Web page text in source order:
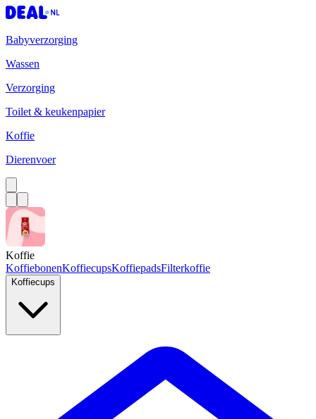
Babyverzorging
Wassen
Verzorging
Toilet & keukenpapier
Koffie
Dierenvoer
Koffie
KoffiebonenKoffiecupsKoffiepadsFilterkoffie
Koffiecups